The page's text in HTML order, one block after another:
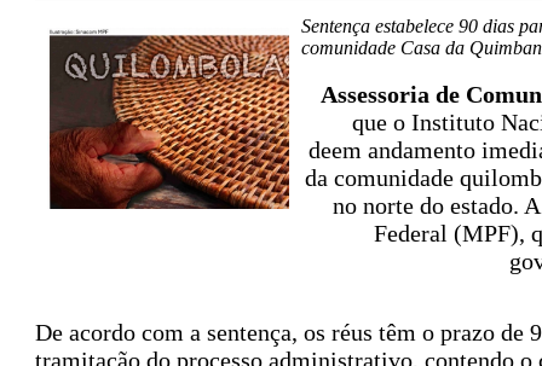
Sentença estabelece 90 dias
comunidade Casa da
Assessoria de
que o Instituto
deem andamento
da comunidade
no norte do estado.
Federal (MPF),
De acordo com a sentença, os réus têm o prazo
tramitação do processo administrativo, contendo o